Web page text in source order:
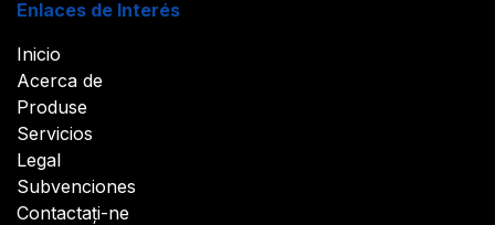
Enlaces de Interés
Inicio
Acerca de
Produse
Servicios
Legal
Subvenciones
Contactați-ne